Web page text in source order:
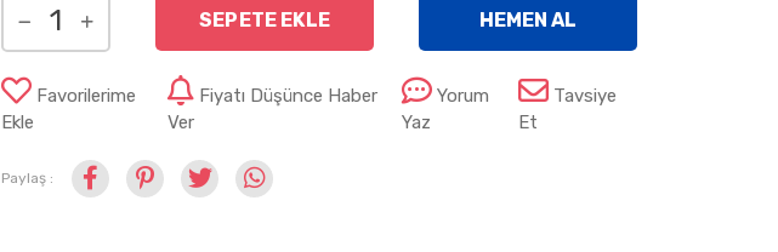
SEPETE EKLE HEMEN AL
Favorilerime
Ekle
Fiyatı Düşünce Haber
Ver
Yorum
Yaz
Tavsiye
Et
Paylaş :